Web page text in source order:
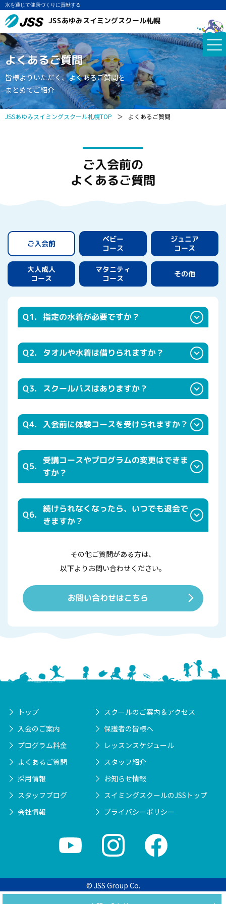
水を通じて健康づくりに貢献する
JSSあゆみスイミングスクール札幌
よくあるご質問
皆様よりいただく、よくあるご質問を
まとめてご紹介
JSSあゆみスイミングスクール札幌TOP ＞ よくあるご質問
ご入会前の
よくあるご質問
ご入会前
ベビー
コース
ジュニア
コース
大人成人
コース
マタニティ
コース その他
Q1. 指定の水着が必要ですか？
Q2. タオルや水着は借りられますか？
Q3. スクールバスはありますか？
Q4. 入会前に体験コースを受けられますか？
Q5.
受講コースやプログラムの変更はできま
すか？
Q6.
続けられなくなったら、いつでも退会で
きますか？
その他ご質問がある方は、
以下よりお問い合わせください。
お問い合わせはこちら
トップ
スクールのご案内＆アクセス
入会のご案内
保護者の皆様へ
プログラム料金
レッスンスケジュール
よくあるご質問
スタッフ紹介
採用情報
お知らせ情報
スタッフブログ
スイミングスクールのJSSトップ
会社情報
プライバシーポリシー
© JSS Group Co.